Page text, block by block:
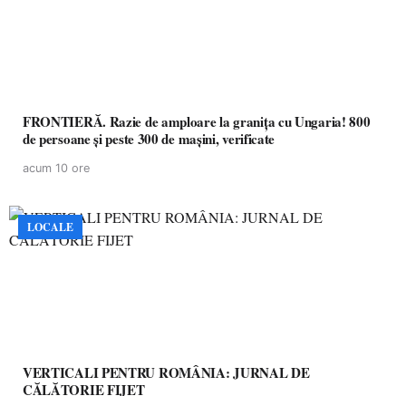
FRONTIERĂ. Razie de amploare la granița cu Ungaria! 800
de persoane și peste 300 de mașini, verificate
acum 10 ore
LOCALE
VERTICALI PENTRU ROMÂNIA: JURNAL DE
CĂLĂTORIE FIJET